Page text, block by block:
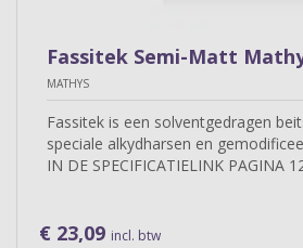
Fassitek Semi-Matt
MATHYS
Fassitek is een solventgedragen
speciale alkydharsen en
IN DE SPECIFICATIELINK PAGINA
€ 23,09 incl. btw